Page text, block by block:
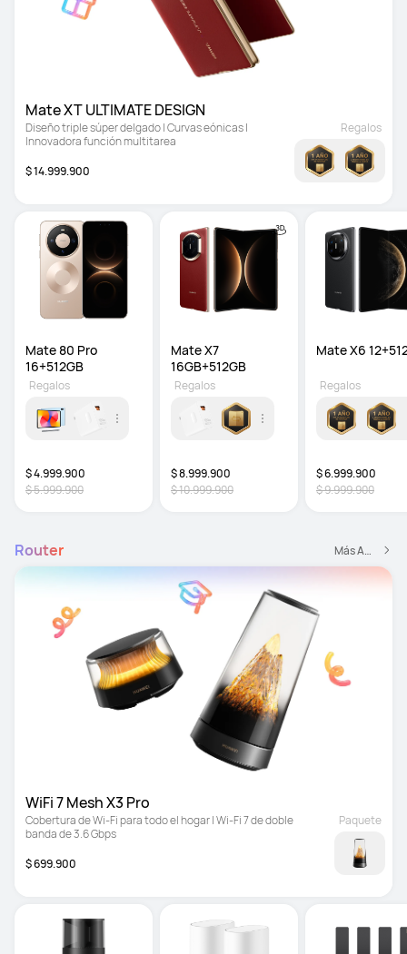
Mate XT ULTIMATE DESIGN
Diseño triple súper delgado | Curvas eónicas |
$ 14.999.900
Regalos
Mate 80 Pro
$ 4.999.900
$ 5.999.900
Regalos
Mate X7
$ 8.999.900
$ 10.999.900
Regalos
Mate X6
$ 6.999.900
$ 9.999.900
Regalos
Router Más Accesorios
WiFi 7 Mesh X3 Pro
Cobertura de Wi-Fi para todo el hogar | Wi-Fi 7 de doble
banda de 3.6 Gbps
$ 699.900
Paquete